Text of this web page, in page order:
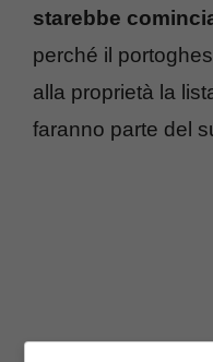
starebbe
perché il
alla proprietà la
faranno parte del